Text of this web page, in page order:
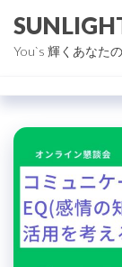
ン
に
You`s 輝くあなた